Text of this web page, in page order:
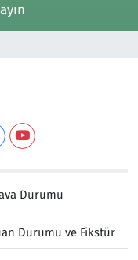
Durumu
Durumu ve Fikstür